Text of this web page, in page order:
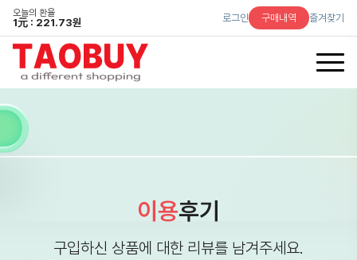
오늘의 환율
1元 : 221.73원 로그인 구매내역 즐겨찾기
이용후기
구입하신 상품에 대한 리뷰를 남겨주세요.